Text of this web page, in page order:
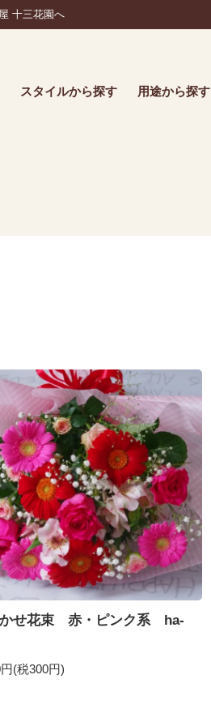
十三花園へ
スタイルから探す 用途から探す
せ花束 赤・ピンク系 ha-
(税300円)